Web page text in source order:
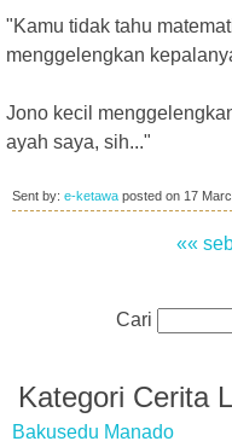
"Kamu tidak tahu
menggelengkan
Jono kecil
ayah saya, sih..."
Sent by: e-ketawa posted on 17
««
Cari
Kategori Cerita
Bakusedu Manado